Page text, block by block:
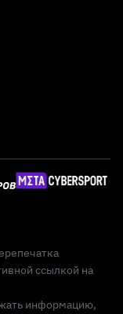
ссылкой на
информацию,